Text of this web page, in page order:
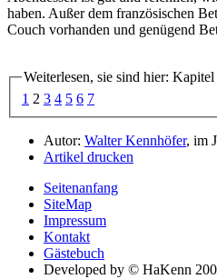
haben. Außer dem französischen
Couch vorhanden und genügend
Weiterlesen, sie sind hier: Kapitel
1 2 3 4 5 6 7
Autor: Walter Kennhöfer, im
Artikel drucken
Seitenanfang
SiteMap
Impressum
Kontakt
Gästebuch
Developed by © HaKenn